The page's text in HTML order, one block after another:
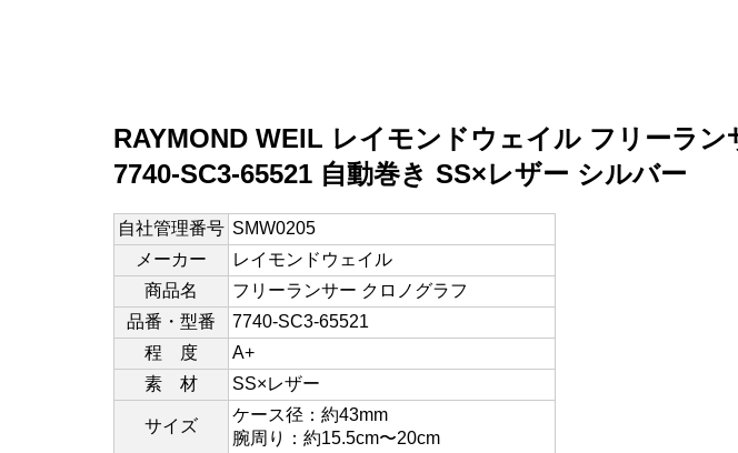
RAYMOND WEIL レイモンドウェイル フリーラン
7740-SC3-65521 自動巻き SS×レザー シルバー
自社管理番号 SMW0205
メーカー
レイモンドウェイル
商品名
フリーランサー クロノグラフ
品番・型番
7740-SC3-65521
程 度
A+
素 材
SS×レザー
サイズ
ケース径：約43mm
腕周り：約15.5cm〜20cm